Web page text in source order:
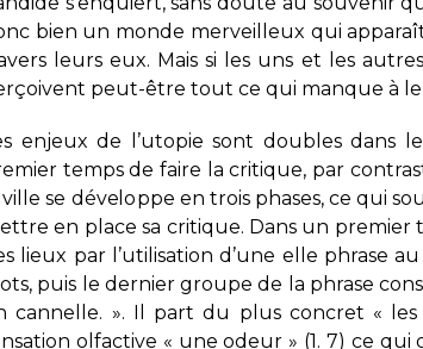
bien un monde merveilleux qui
leurs eux. Mais si les uns et les
peut-être tout ce qui manque à
enjeux de l’utopie sont doubles
temps de faire la critique, par
ville se développe en trois phases, ce qui
en place sa critique. Dans un
lieux par l’utilisation d’une elle phrase
puis le dernier groupe de la phrase
cannelle. ». Il part du plus concret «
olfactive « une odeur » (1. 7) ce